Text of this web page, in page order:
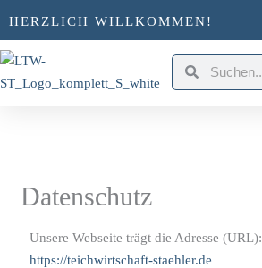
springen
springen
HERZLICH WILLKOMMEN!
Suche Suche
Datenschutz
Unsere Webseite trägt die Adresse (URL):
https://teichwirtschaft-staehler.de